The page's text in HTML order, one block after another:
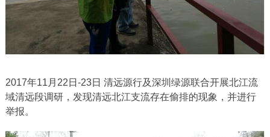
2017年11月22日-23日 清远源行及深圳绿源联合开展北江流
域清远段调研，发现清远北江支流存在偷排的现象，并进行
举报。